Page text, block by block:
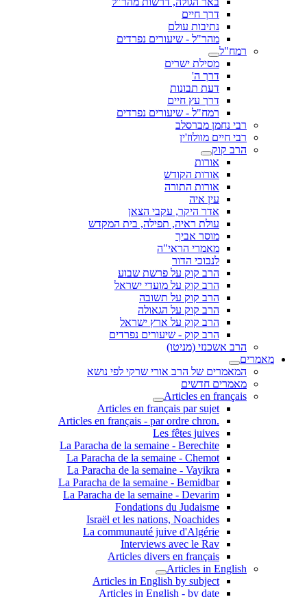
דרך חיים
נתיבות עולם
מהר"ל - שיעורים נפרדים
רמח"ל
מסילת ישרים
דרך ה'
דעת תבונות
דרך עץ חיים
רמח"ל - שיעורים נפרדים
רבי נחמן מברסלב
רבי חיים מוולוז'ין
הרב קוק
אורות
אורות הקודש
אורות התורה
עין איה
אדר היקר, עקבי הצאן
עולת ראיה, תפילה, בית המקדש
מוסר אביך
מאמרי הראי"ה
לנבוכי הדור
הרב קוק על פרשת שבוע
הרב קוק על מועדי ישראל
הרב קוק על תשובה
הרב קוק על הגאולה
הרב קוק על ארץ ישראל
הרב קוק - שיעורים נפרדים
הרב אשכנזי (מניטו)
מאמרים
המאמרים של הרב אורי שרקי לפי נושא
מאמרים חדשים
Articles en français
Articles en français par sujet
.Articles en français - par ordre chron
Les fêtes juives
La Paracha de la semaine - Berechite
La Paracha de la semaine - Chemot
La Paracha de la semaine - Vayikra
La Paracha de la semaine - Bemidbar
La Paracha de la semaine - Devarim
Fondations du Judaisme
Israël et les nations, Noachides
La communauté juive d'Algérie
Interviews avec le Rav
Articles divers en français
Articles in English
Articles in English by subject
Articles in English - by date